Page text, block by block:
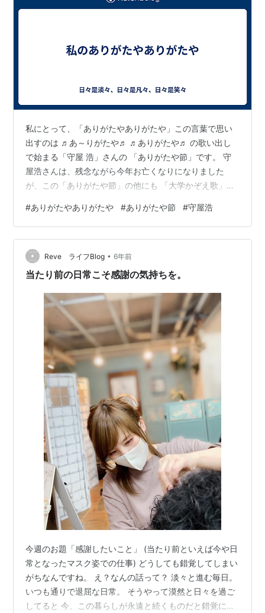
私にとって、「ありがたやありがたや」この言葉で思い
出すのは ♬あ～りがたや♬ ♬ありがたや♬ の歌い出し
で始まる「守屋 浩」さんの 「ありがたや節」です。 守
屋浩さんは、残念ながら今年お亡くなりになりました
が、この「ありがたや節」の他にも 「大学かぞえ歌」
のエレジー」「星空に両手を」等々、多数のヒット曲を
歌われ、紅白歌合戦にも出場され、映画にも10本以上出
演されました。 「井上ひろし」さん、「水原 弘」さんと
共に、 三人ひろしと呼ばれた昭和30年代の人気歌手のお
一人です。 「♬ありがたや節♬」 1960年 コロンビアレ
#ありがたやありがたや #ありがたや節 #守屋浩
Reve ライフBlog • 6年前
当たり前の日常こそ感謝の気持ちを。
今週のお題「感謝したいこと」 (当たり前といえば今や日
常となったマスク姿での仕事) どうしても錯覚してしまい
がちなんですね。 え？なんの話って？ 淡々と進む毎日。
いつも通りで退屈な日常。 そうやって漠然と日々を過ご
してると 今、この暮らしが永遠と続くものだと錯覚に陥